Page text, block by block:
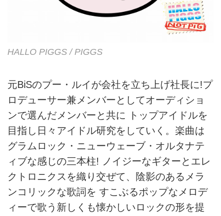
HALLO PIGGS / PIGGS
元BiSのプー・ルイが会社を立ち上げ社長に!プ
ロデューサー兼メンバーとしてオーディショ
ンで選んだメンバーと共に トップアイドルを
目指し日々アイドル研究をしていく。楽曲は
グラムロック・ニューウェーブ・オルタナテ
ィブな感じの三本柱! ノイジーなギターとエレ
クトロニクスを織り交ぜて、陰影のあるメラ
ンコリックな歌詞を すこぶるポップなメロデ
ィーで歌う新しくも懐かしいロックの形を提